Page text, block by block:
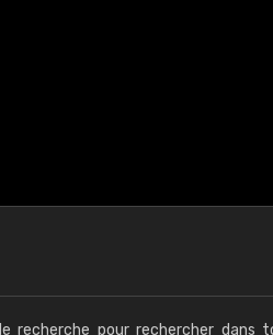
recherche pour rechercher dans